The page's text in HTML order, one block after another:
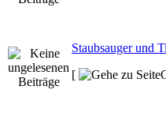
Staubsauger und
[